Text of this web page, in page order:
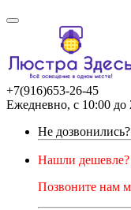
+7(916)653-26-45
Ежедневно, с 10:00 до
Не дозвонились?
Нашли дешевле?
Позвоните нам